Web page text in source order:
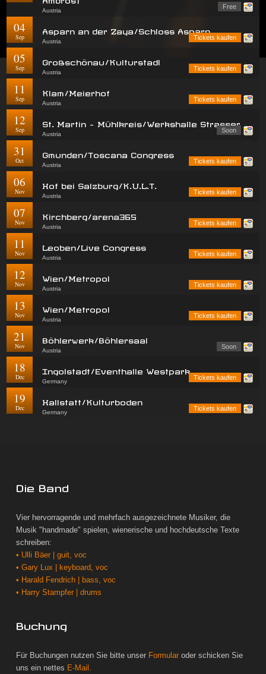
Austria
Free
04
Sep
Asparn an der Zaya/Schloss Asparn
Austria
Tickets kaufen
05
Sep
Großschönau/Kulturstadl
Austria
Tickets kaufen
11
Sep
Klam/Meierhof
Austria
Tickets kaufen
12
Sep
St. Martin - Mühlkreis/Werkshalle Strasser
Austria
Soon
31
Oct
Gmunden/Toscana Congress
Austria
Tickets kaufen
06
Nov
Hof bei Salzburg/K.U.L.T.
Austria
Tickets kaufen
07
Nov
Kirchberg/arena365
Austria
Tickets kaufen
11
Nov
Leoben/Live Congress
Austria
Tickets kaufen
12
Nov
Wien/Metropol
Austria
Tickets kaufen
13
Nov
Wien/Metropol
Austria
Tickets kaufen
21
Nov
Böhlerwerk/Böhlersaal
Austria
Soon
18
Dec
Ingolstadt/Eventhalle Westpark
Germany
Tickets kaufen
19
Dec
Hallstatt/Kulturboden
Germany
Tickets kaufen
Die Band
Vier hervorragende und mehrfach ausgezeichnete Musiker, die
Musik "handmade" spielen, wienerische und hochdeutsche Texte
schreiben:
• Ulli Bäer | guit, voc
• Gary Lux | keyboard, voc
• Harald Fendrich | bass, voc
• Harry Stampfer | drums
Buchung
Für Buchungen nutzen Sie bitte unser Formular oder schicken Sie
uns ein nettes E-Mail.